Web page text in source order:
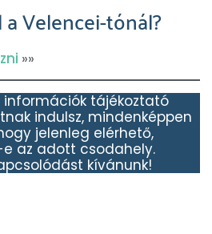
Velencei-tónál?
»»
tájékoztató
indulsz, mindenképpen
jelenleg elérhető,
az adott csodahely.
kívánunk!